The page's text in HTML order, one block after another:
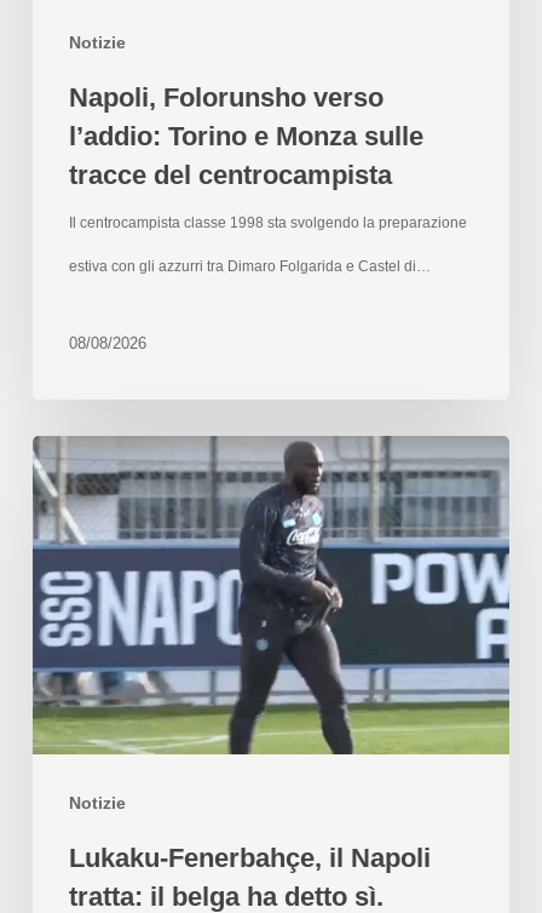
Notizie
Napoli, Folorunsho verso
l’addio: Torino e Monza sulle
tracce del centrocampista
Il centrocampista classe 1998 sta svolgendo la preparazione
estiva con gli azzurri tra Dimaro Folgarida e Castel di…
08/08/2026
Notizie
Lukaku-Fenerbahçe, il Napoli
tratta: il belga ha detto sì.